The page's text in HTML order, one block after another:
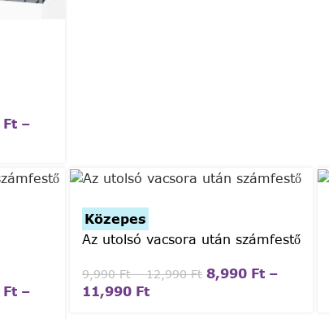
Ft –
Ft –
Közepes
Az utolsó vacsora után számfestő
9,990Ft – 12,990Ft 8,990 Ft –
11,990 Ft